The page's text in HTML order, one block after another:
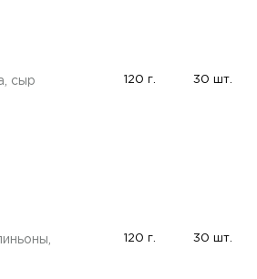
сыр
120 г. 30 шт.
120 г. 30 шт.